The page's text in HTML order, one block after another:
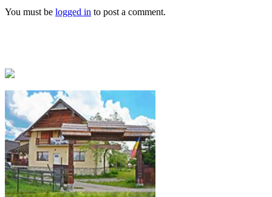
You must be logged in to post a comment.